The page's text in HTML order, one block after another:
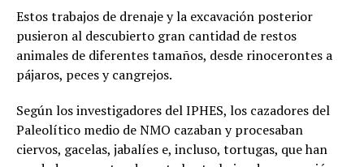
Estos trabajos de drenaje y la excavación posterior
pusieron al descubierto gran cantidad de restos
animales de diferentes tamaños, desde rinocerontes a
pájaros, peces y cangrejos.
Según los investigadores del IPHES, los cazadores del
Paleolítico medio de NMO cazaban y procesaban
ciervos, gacelas, jabalíes e, incluso, tortugas, que han